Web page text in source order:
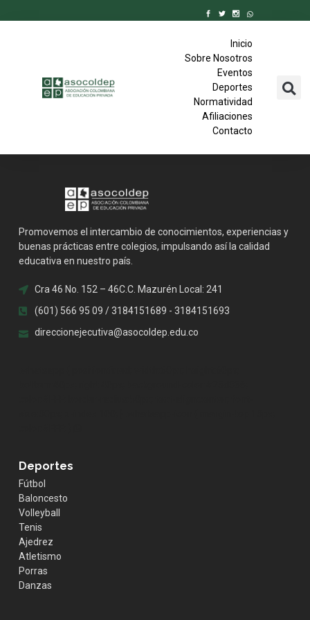
Inicio
Sobre Nosotros
Eventos
Deportes
Normatividad
Afiliaciones
Contacto
Promovemos el intercambio de conocimientos, experiencias y
buenas prácticas entre colegios, impulsando así la calidad
educativa en nuestro país.
Cra 46 No. 152 – 46C.C. Mazurén Local: 241
(601) 566 95 09 / 3184151689 - 3184151693
direccionejecutiva@asocoldep.edu.co
Deportes
Fútbol
Baloncesto
Volleyball
Tenis
Ajedrez
Atletismo
Porras
Danzas